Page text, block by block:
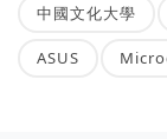
中國文化大學
ASUS